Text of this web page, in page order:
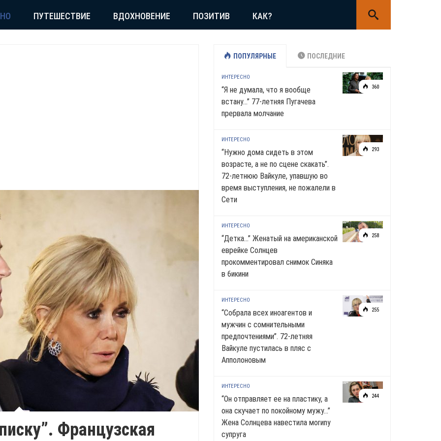
ПУТЕШЕСТВИЕ ВДОХНОВЕНИЕ ПОЗИТИВ КАК?
Французская
ПОПУЛЯРНЫЕ ПОСЛЕДНИЕ
360
ИНТЕРЕСНО
“Я не думала, что я вообще
встану…” 77-летняя Пугачева
прервала молчание
293
ИНТЕРЕСНО
“Нужно дома сидеть в этом
возрасте, а не по сцене скакать”.
72-летнюю Вайкуле, упавшую во
время выступления, не пожалели в
Сети
258
ИНТЕРЕСНО
“Детка…” Женатый на американской
еврейке Солнцев
прокомментировал снимок Синяка
в 6икини
255
ИНТЕРЕСНО
“Собрала всех иноагентов и
мужчин с сомнительными
предпочтениями”. 72-летняя
Вайкуле пустилась в пляс с
Апполоновым
244
ИНТЕРЕСНО
“Он отправляет ее на пластику, а
она скучает по noкoйномy мужу…”
Жена Солнцева навестила моrиnу
супруга